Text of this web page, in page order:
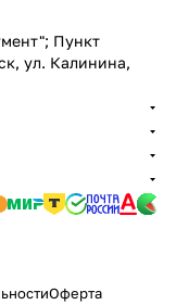
Пункт
ул. Калинина,
Оферта